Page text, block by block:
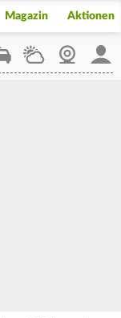
Magazin Aktionen
WetterWebcam